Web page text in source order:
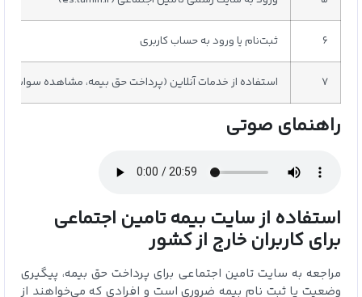
۶ ثبت‌نام یا ورود به حساب کاربری
۷ استفاده از خدمات آنلاین (پرداخت حق بیمه، مشاهده
راهنمای صوتی
استفاده از سایت بیمه تامین اجتماعی
برای کاربران خارج از کشور
مراجعه به سایت تامین اجتماعی برای پرداخت حق بیمه، پیگیری
وضعیت یا ثبت نام بیمه ضروری است و افرادی که می‌خواهند از